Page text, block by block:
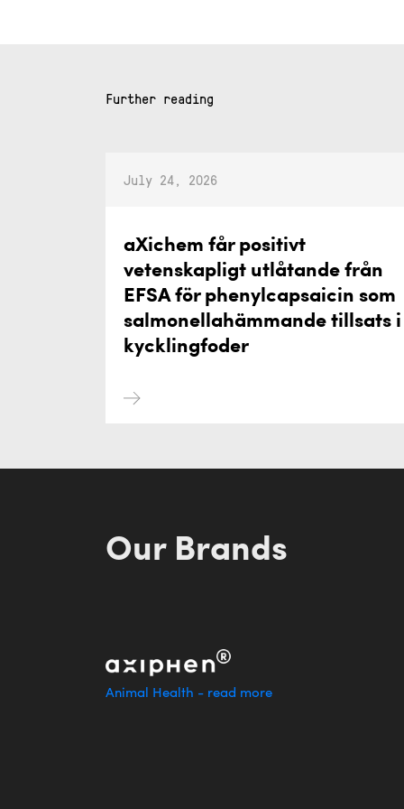
Further reading
July 24, 2026
aXichem får positivt
vetenskapligt utlåtande från
EFSA för phenylcapsaicin som
salmonellahämmande tillsats i
kycklingfoder
Our Brands
Animal Health - read more